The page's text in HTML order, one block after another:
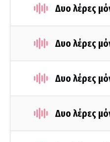
Δυο λέρες
Δυο λέρες
Δυο λέρες
Δυο λέρες